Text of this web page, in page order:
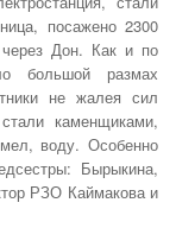
посажено 2300
Дон. Как и по
большой размах
не жалея сил
каменщиками,
воду. Особенно
Бырыкина,
РЗО Каймакова и